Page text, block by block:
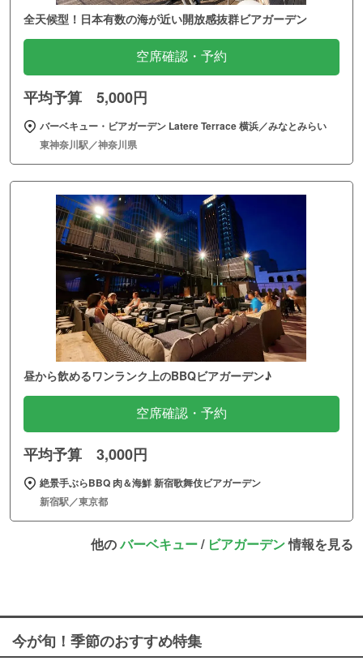
全天候型！日本有数の海が近い開放感抜群ビアガーデン
空席確認・予約
平均予算 5,000円
バーベキュー・ビアガーデン Latere Terrace 横浜／みなとみらい
東神奈川駅／神奈川県
昼から飲めるワンランク上のBBQビアガーデン♪
空席確認・予約
平均予算 3,000円
絶景手ぶらBBQ 肉＆海鮮 新宿歌舞伎ビアガーデン
新宿駅／東京都
他のバーベキュー/ ビアガーデン情報を見る
今が旬！季節のおすすめ特集